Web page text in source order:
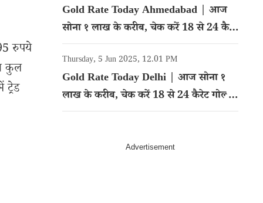
रुपये
कुल
Gold Rate Today Ahmedabad | आज
सोना १ लाख के करीब, चेक करें 18 से 24 कैरेट
गोल्ड का रेट
Thursday, 5 Jun 2025, 12.01 PM
Gold Rate Today Delhi | आज सोना १
लाख के करीब, चेक करें 18 से 24 कैरेट गोल्ड
का रेट